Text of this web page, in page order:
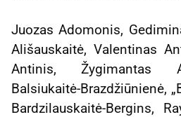
Juozas Adomonis,
Ališauskaitė, Valentinas
Antinis, Žygimantas
Balsiukaitė-Brazdžiūnienė,
Bardzilauskaitė-Bergins,